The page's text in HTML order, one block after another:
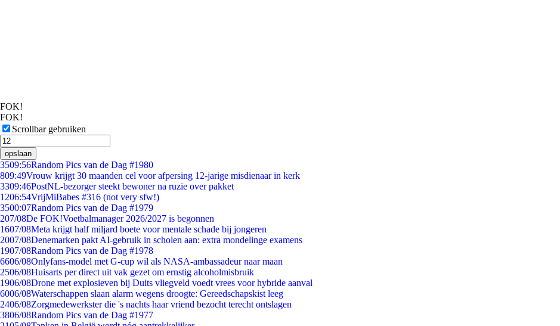
FOK!
FOK!
Scrollbar gebruiken
opslaan
3509:56Random Pics van de Dag #1980
809:49Vrouw krijgt 30 maanden cel voor afpersing 12-jarige misdienaar in kerk
3309:46PostNL-bezorger steekt bewoner na ruzie over pakket
1206:54VrijMiBabes #316 (not very sfw!)
3500:07Random Pics van de Dag #1979
207/08De FOK!Voetbalmanager 2026/2027 is begonnen
1607/08Meta krijgt half miljard boete voor mentale schade bij jongeren
2007/08Denemarken pakt AI-gebruik in scholen aan: extra mondelinge examens
1907/08Random Pics van de Dag #1978
6606/08Onlyfans-model met G-cup wil als NASA-ambassadeur naar maan
2506/08Huisarts per direct uit vak gezet om ernstig alcoholmisbruik
1906/08Drone met explosieven bij Duits vliegveld voedt vrees voor hybride aanval
6006/08Waterschappen slaan alarm wegens droogte: Gereedschapskist leeg
2406/08Zorgmedewerkster die 's nachts haar vriend bezocht terecht ontslagen
3806/08Random Pics van de Dag #1977